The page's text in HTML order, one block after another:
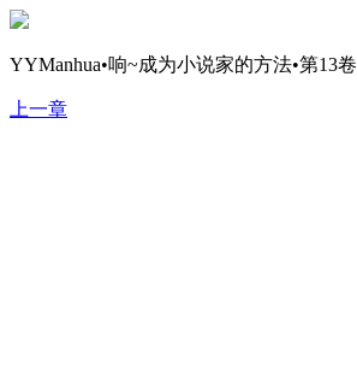
YYManhua•响~成为小说家的方法•第13卷
上一章